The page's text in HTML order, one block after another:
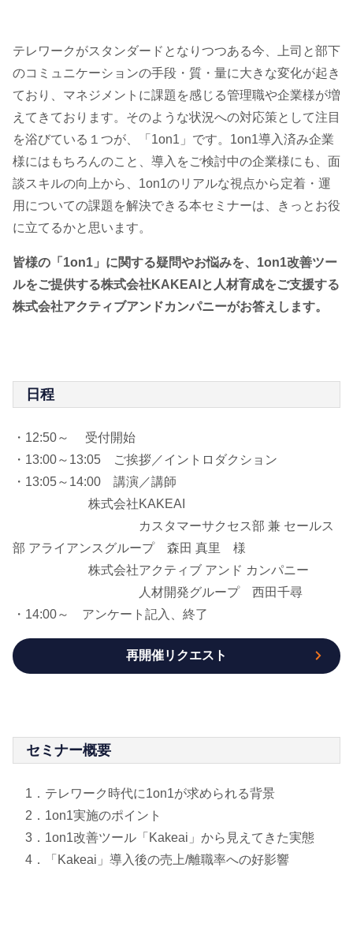
テレワークがスタンダードとなりつつある今、上司と部下
のコミュニケーションの手段・質・量に大きな変化が起き
ており、マネジメントに課題を感じる管理職や企業様が増
えてきております。そのような状況への対応策として注目
を浴びている１つが、「1on1」です。1on1導入済み企業
様にはもちろんのこと、導入をご検討中の企業様にも、面
談スキルの向上から、1on1のリアルな視点から定着・運
用についての課題を解決できる本セミナーは、きっとお役
に立てるかと思います。
皆様の「1on1」に関する疑問やお悩みを、1on1改善ツー
ルをご提供する株式会社KAKEAIと人材育成をご支援する
株式会社アクティブアンドカンパニーがお答えします。
日程
・12:50～ 受付開始
・13:00～13:05 ご挨拶／イントロダクション
・13:05～14:00 講演／講師
株式会社KAKEAI
カスタマーサクセス部 兼 セールス
部 アライアンスグループ 森田 真里 様
株式会社アクティブ アンド カンパニー
人材開発グループ 西田千尋
・14:00～ アンケート記入、終了
再開催リクエスト
セミナー概要
1．テレワーク時代に1on1が求められる背景
2．1on1実施のポイント
3．1on1改善ツール「Kakeai」から見えてきた実態
4．「Kakeai」導入後の売上/離職率への好影響